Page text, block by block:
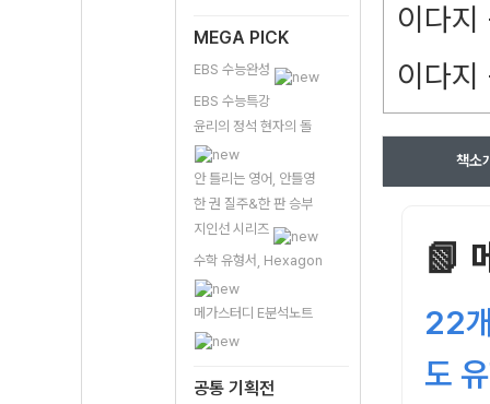
MEGA PICK
EBS 수능완성
EBS 수능특강
윤리의 정석 현자의 돌
안 틀리는 영어, 안틀영
한 권 질주&한 판 승부
지인선 시리즈
수학 유형서, Hexagon
메가스터디 E분석노트
공통 기획전
이다
이다
책소
📗
22
도